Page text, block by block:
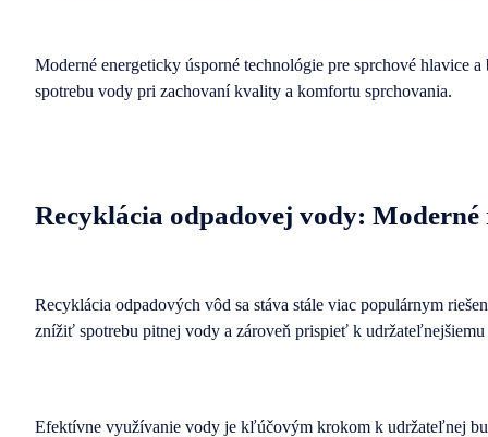
Moderné energeticky úsporné technológie pre sprchové hlavice
spotrebu vody pri zachovaní kvality a komfortu sprchovania.
Recyklácia odpadovej vody:
Recyklácia odpadových vôd sa stáva stále viac populárnym
znížiť spotrebu pitnej vody a zároveň prispieť k
Efektívne využívanie vody je kľúčovým krokom k udržateľnej